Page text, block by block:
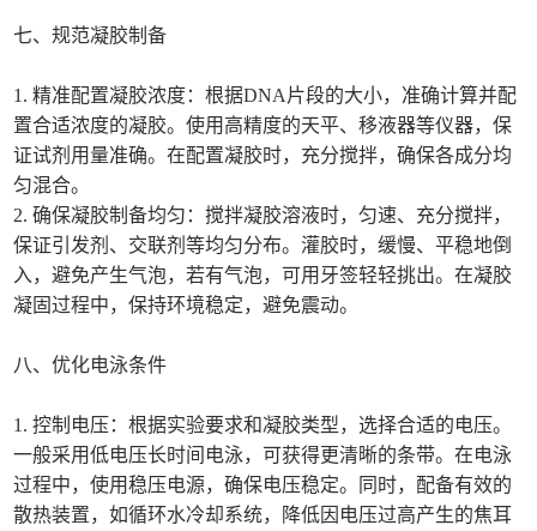
七、规范凝胶制备
1. 精准配置凝胶浓度：根据DNA片段的大小，准确计算并配
置合适浓度的凝胶。使用高精度的天平、移液器等仪器，保
证试剂用量准确。在配置凝胶时，充分搅拌，确保各成分均
匀混合。
2. 确保凝胶制备均匀：搅拌凝胶溶液时，匀速、充分搅拌，
保证引发剂、交联剂等均匀分布。灌胶时，缓慢、平稳地倒
入，避免产生气泡，若有气泡，可用牙签轻轻挑出。在凝胶
凝固过程中，保持环境稳定，避免震动。
八、优化电泳条件
1. 控制电压：根据实验要求和凝胶类型，选择合适的电压。
一般采用低电压长时间电泳，可获得更清晰的条带。在电泳
过程中，使用稳压电源，确保电压稳定。同时，配备有效的
散热装置，如循环水冷却系统，降低因电压过高产生的焦耳